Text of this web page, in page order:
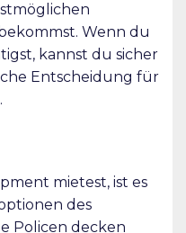
Wenn du
kannst du sicher
Entscheidung für
mietest, ist es
des
Policen decken